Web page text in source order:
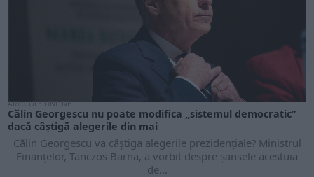
ARTICOLE ONLINE
Călin Georgescu nu poate modifica „sistemul democratic”
dacă câștigă alegerile din mai
Călin Georgescu va câștiga alegerile prezidențiale? Ministrul
Finanțelor, Tanczos Barna, a vorbit despre șansele acestuia
de...